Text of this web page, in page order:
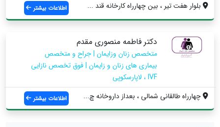
بلوار هفت تیر ، بین چهارراه کارخانه قند ...
اطلاعات بیشتر
دکتر فاطمه منصوری مقدم
متخصص زنان وزایمان | جراح و متخصص
بیماری های زنان و زایمان | فوق تخصص نازایی
IVF ، لاپارسکوپی
چهارراه طالقانی شمالی ، بعداز داروخانه چ...
اطلاعات بیشتر